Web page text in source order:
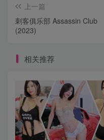
上一篇
刺客俱乐部 Assassin Club
(2023)
相关推荐